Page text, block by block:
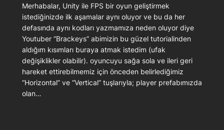
Merhabalar, Unity ile FPS bir oyun geliştirmek
istediğinizde ilk aşamalar aynı oluyor ve bu da her
defasında aynı kodları yazmamıza neden oluyor diye
Youtuber “Brackeys” abimizin bu güzel tutorialinden
aldığım kısımları buraya atmak istedim (ufak
değişiklikler olabilir). oyuncuyu sağa sola ve ileri geri
hareket ettirebilmemiz için önceden belirlediğimiz
“Horizontal” ve “Vertical” tuşlarıyla; player prefabımızda
olan…